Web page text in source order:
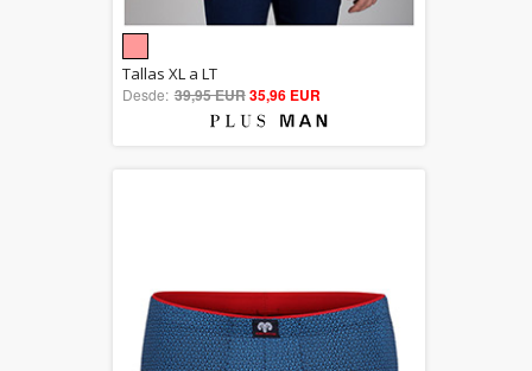
out of 5
Tallas XL a LT
Desde: 39,95 EUR35,96 EUR